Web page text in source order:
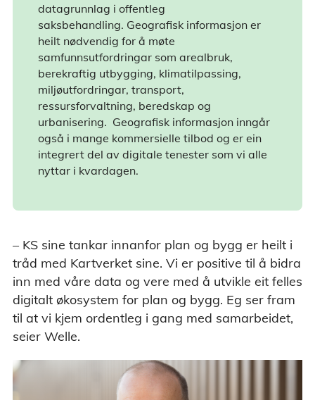
datagrunnlag i offentleg
saksbehandling. Geografisk informasjon er
heilt nødvendig for å møte
samfunnsutfordringar som arealbruk,
berekraftig utbygging, klimatilpassing,
miljøutfordringar, transport,
ressursforvaltning, beredskap og
urbanisering. Geografisk informasjon inngår
også i mange kommersielle tilbod og er ein
integrert del av digitale tenester som vi alle
nyttar i kvardagen.
– KS sine tankar innanfor plan og bygg er heilt i
tråd med Kartverket sine. Vi er positive til å bidra
inn med våre data og vere med å utvikle eit felles
digitalt økosystem for plan og bygg. Eg ser fram
til at vi kjem ordentleg i gang med samarbeidet,
seier Welle.